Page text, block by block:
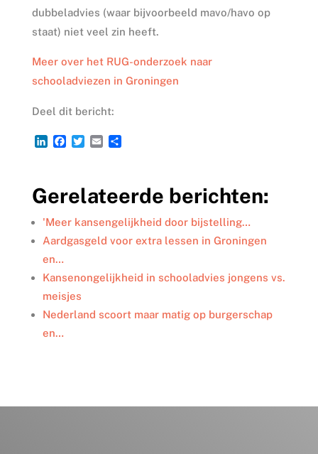
dubbeladvies (waar bijvoorbeeld mavo/havo op
staat) niet veel zin heeft.
Meer over het RUG-onderzoek naar
schooladviezen in Groningen
Deel dit bericht:
L
e
d
I
n
F
b
o
o
k
T
t
e
r
E
l
D
n
Gerelateerde berichten:
'Meer kansengelijkheid door bijstelling…
Aardgasgeld voor extra lessen in Groningen
en…
Kansenongelijkheid in schooladvies jongens vs.
meisjes
Nederland scoort maar matig op burgerschap
en…